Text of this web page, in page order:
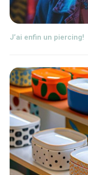
J’ai enfin un piercing!